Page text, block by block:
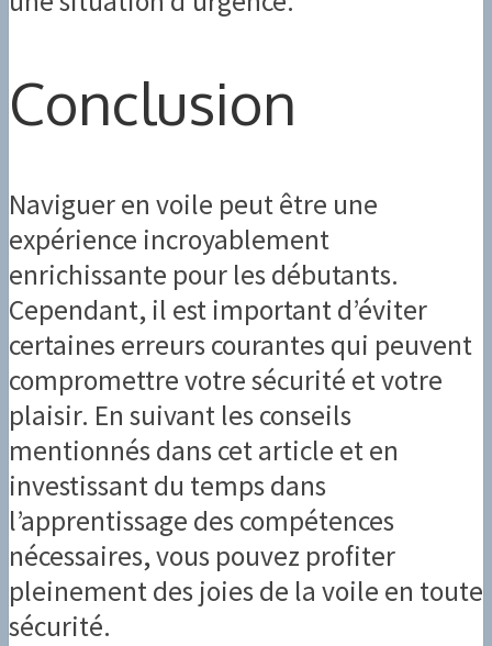
Conclusion
Naviguer en voile peut être une
expérience incroyablement
enrichissante pour les débutants.
Cependant, il est important d’éviter
certaines erreurs courantes qui peuvent
compromettre votre sécurité et votre
plaisir. En suivant les conseils
mentionnés dans cet article et en
investissant du temps dans
l’apprentissage des compétences
nécessaires, vous pouvez profiter
pleinement des joies de la voile en toute
sécurité.